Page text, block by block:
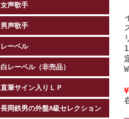
女声歌手
男声歌手
レーベル
白レーベル（非売品）
直筆サイン入りＬＰ
長岡鉄男の外盤A級セレクション